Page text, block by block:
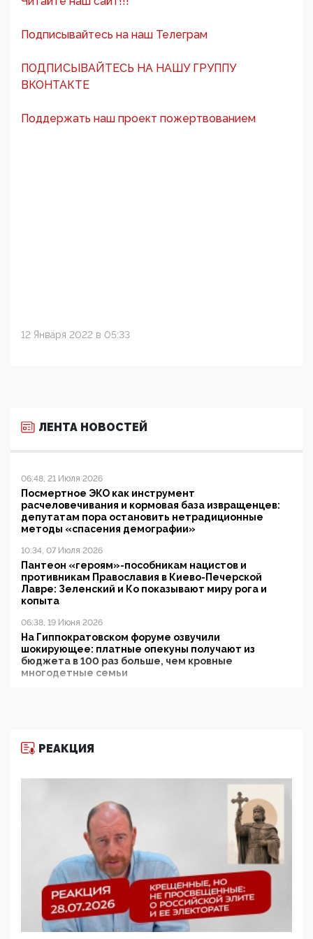
Подписывайтесь на наш Телеграм
ПОДПИСЫВАЙТЕСЬ НА НАШУ ГРУППУ
ВКОНТАКТЕ
Поддержать наш проект пожертвованием
12 Января 2022 в 05:33
ЛЕНТА НОВОСТЕЙ
06:48, 21 Июля 2026
Посмертное ЭКО как инструмент
расчеловечивания и кормовая база извращенцев:
депутатам пора остановить нетрадиционные
методы «спасения демографии»
10:34, 07 Июля 2026
Пантеон «героям»-пособникам нацистов и
противникам Православия в Киево-Печерской
Лавре: Зеленский и Ко показывают миру рога и
копыта
06:38, 19 Июня 2026
На Гиппократовском форуме озвучили
шокирующее: платные опекуны получают из
бюджета в 100 раз больше, чем кровные
многодетные семьи
11:53, 09 Июня 2026
деятельность ИИТО ЮНЕСКО в России, но
цифроглобалисты продолжают определять
повестку в образовании
09:43, 01 Июня 2026
5G за счет здоровья граждан: Минцифры намерено
отобрать у регионов и муниципалитетов право
защищать жилые дома и социальные объекты от
05:58, 26 Мая 2026
Роскомнадзор освободили от борца с
деструктивным и опасным контентом
РЕАКЦИЯ